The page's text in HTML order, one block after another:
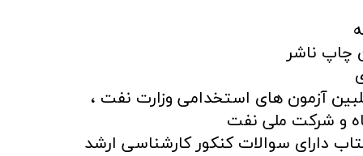
چاپ ناشر
آزمون های استخدامی وزارت نفت ،
و شرکت ملی نفت
دارای سوالات کنکور کارشناسی ارشد